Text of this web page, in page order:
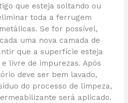
que esteja soltando ou
toda a ferrugem
Se for possível,
uma nova camada de
que a superfície esteja
livre de impurezas. Após
deve ser bem lavado,
do processo de limpeza,
será aplicado.